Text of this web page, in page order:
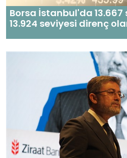
Borsa İstanbul'da
13.924 seviyesi direnç